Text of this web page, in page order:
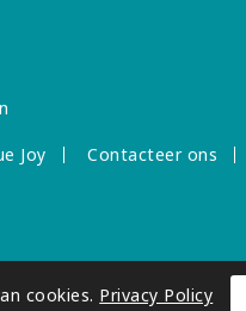
Joy Contacteer ons
cookies. Privacy Policy